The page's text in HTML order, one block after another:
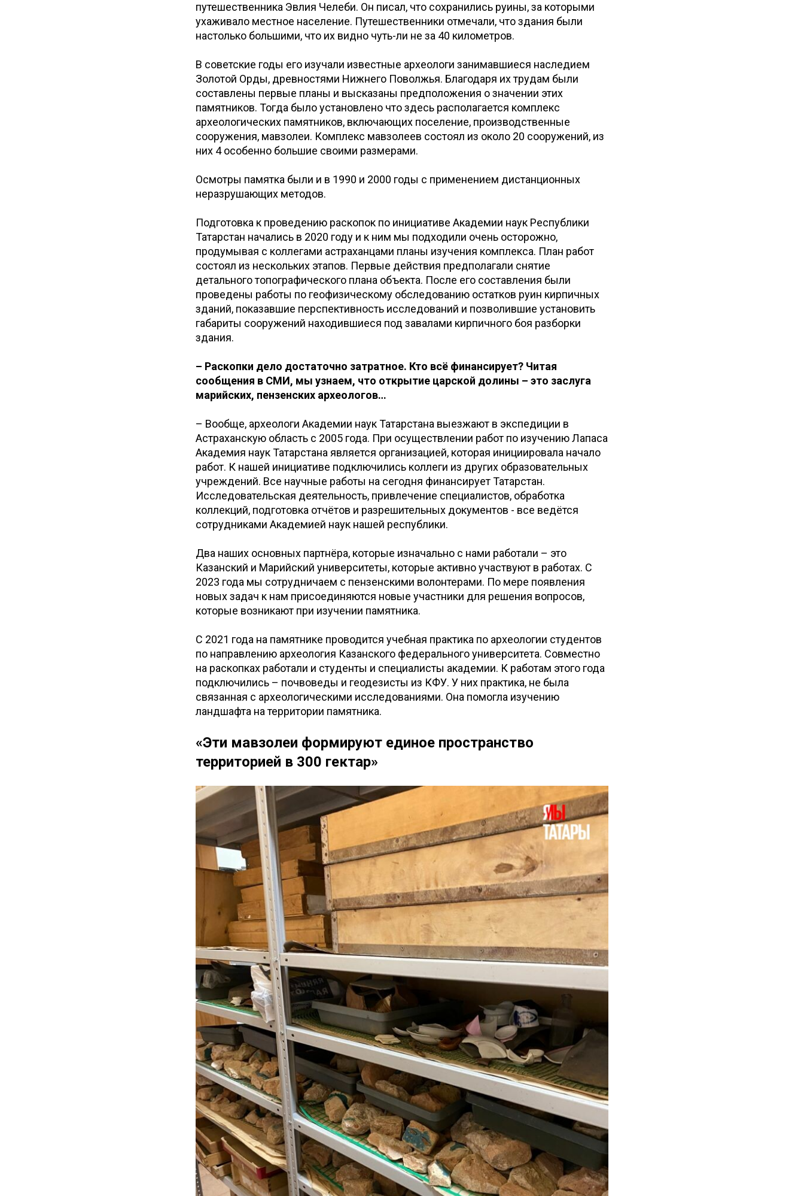
путешественника Эвлия Челеби. Он писал, что сохранились руины, за которыми
ухаживало местное население. Путешественники отмечали, что здания были
настолько большими, что их видно чуть-ли не за 40 километров.
В советские годы его изучали известные археологи занимавшиеся наследием
Золотой Орды, древностями Нижнего Поволжья. Благодаря их трудам были
составлены первые планы и высказаны предположения о значении этих
памятников. Тогда было установлено что здесь располагается комплекс
археологических памятников, включающих поселение, производственные
сооружения, мавзолеи. Комплекс мавзолеев состоял из около 20 сооружений, из
них 4 особенно большие своими размерами.
Осмотры памятка были и в 1990 и 2000 годы с применением дистанционных
неразрушающих методов.
Подготовка к проведению раскопок по инициативе Академии наук Республики
Татарстан начались в 2020 году и к ним мы подходили очень осторожно,
продумывая с коллегами астраханцами планы изучения комплекса. План работ
состоял из нескольких этапов. Первые действия предполагали снятие
детального топографического плана объекта. После его составления были
проведены работы по геофизическому обследованию остатков руин кирпичных
зданий, показавшие перспективность исследований и позволившие установить
габариты сооружений находившиеся под завалами кирпичного боя разборки
здания.
– Раскопки дело достаточно затратное. Кто всё финансирует? Читая
сообщения в СМИ, мы узнаем, что открытие царской долины – это заслуга
марийских, пензенских археологов…
– Вообще, археологи Академии наук Татарстана выезжают в экспедиции в
Астраханскую область с 2005 года. При осуществлении работ по изучению Лапаса
Академия наук Татарстана является организацией, которая инициировала начало
работ. К нашей инициативе подключились коллеги из других образовательных
учреждений. Все научные работы на сегодня финансирует Татарстан.
Исследовательская деятельность, привлечение специалистов, обработка
коллекций, подготовка отчётов и разрешительных документов - все ведётся
сотрудниками Академией наук нашей республики.
Два наших основных партнёра, которые изначально с нами работали – это
Казанский и Марийский университеты, которые активно участвуют в работах. С
2023 года мы сотрудничаем с пензенскими волонтерами. По мере появления
новых задач к нам присоединяются новые участники для решения вопросов,
которые возникают при изучении памятника.
С 2021 года на памятнике проводится учебная практика по археологии студентов
по направлению археология Казанского федерального университета. Совместно
на раскопках работали и студенты и специалисты академии. К работам этого года
подключились – почвоведы и геодезисты из КФУ. У них практика, не была
связанная с археологическими исследованиями. Она помогла изучению
ландшафта на территории памятника.
«Эти мавзолеи формируют единое пространство
территорией в 300 гектар»